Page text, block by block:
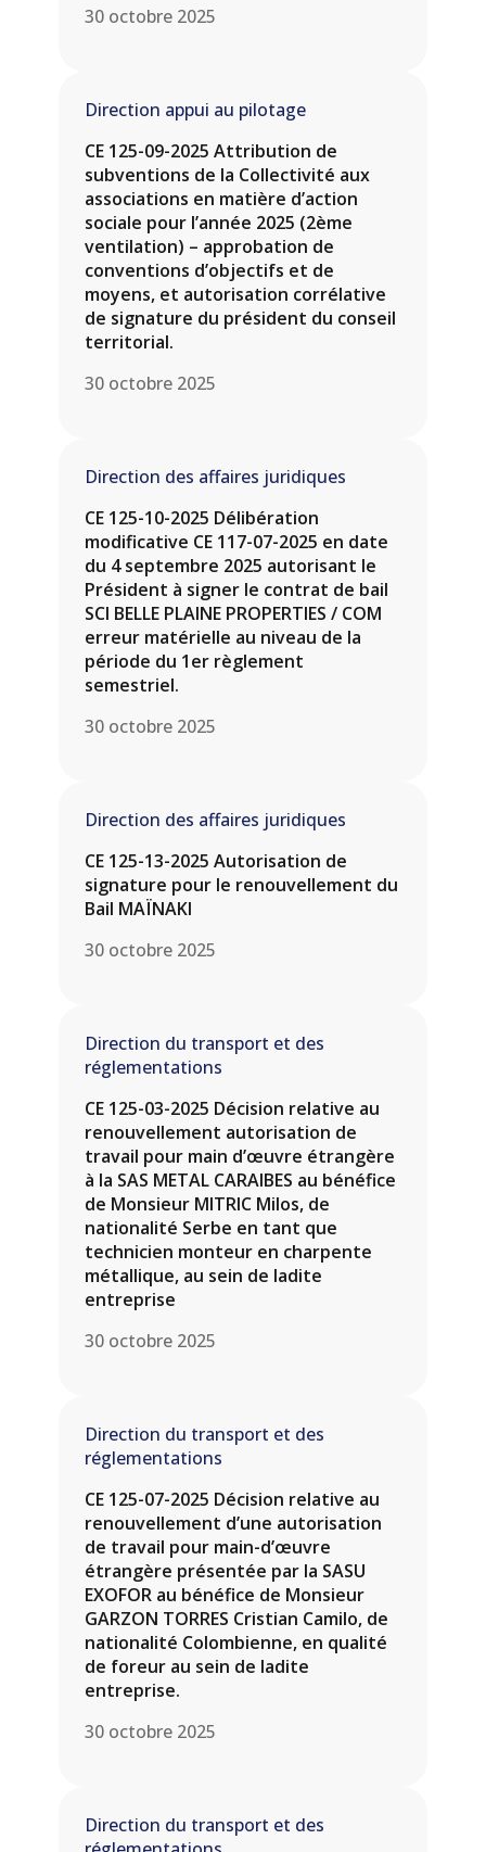
30 octobre 2025
Direction appui au pilotage
CE 125-09-2025 Attribution de
subventions de la Collectivité aux
associations en matière d’action
sociale pour l’année 2025 (2ème
ventilation) – approbation de
conventions d’objectifs et de
moyens, et autorisation corrélative
de signature du président du conseil
territorial.
30 octobre 2025
Direction des affaires juridiques
CE 125-10-2025 Délibération
modificative CE 117-07-2025 en date
du 4 septembre 2025 autorisant le
Président à signer le contrat de bail
SCI BELLE PLAINE PROPERTIES / COM
erreur matérielle au niveau de la
période du 1er règlement
semestriel.
30 octobre 2025
Direction des affaires juridiques
CE 125-13-2025 Autorisation de
signature pour le renouvellement du
Bail MAÏNAKI
30 octobre 2025
Direction du transport et des
réglementations
CE 125-03-2025 Décision relative au
renouvellement autorisation de
travail pour main d’œuvre étrangère
à la SAS METAL CARAIBES au bénéfice
de Monsieur MITRIC Milos, de
nationalité Serbe en tant que
technicien monteur en charpente
métallique, au sein de ladite
entreprise
30 octobre 2025
Direction du transport et des
réglementations
CE 125-07-2025 Décision relative au
renouvellement d’une autorisation
de travail pour main-d’œuvre
étrangère présentée par la SASU
EXOFOR au bénéfice de Monsieur
GARZON TORRES Cristian Camilo, de
nationalité Colombienne, en qualité
de foreur au sein de ladite
entreprise.
30 octobre 2025
Direction du transport et des